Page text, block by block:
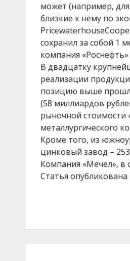
может (например,
близкие к нему по
сохранил за собой 1
компания «Роснефть»
В двадцатку
реализации
позицию выше
(58 миллиардов
рыночной стоимости
металлургического
Кроме того, из
цинковый завод –
Компания «Мечел», в
Статья опубликована